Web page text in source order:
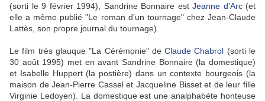
(sorti le 9 février 1994), Sandrine Bonnaire est Jeanne d’Arc(et
elle a même publié "Le roman d’un tournage" chez Jean-Claude
Lattès, son propre journal du tournage).
Le film très glauque "La Cérémonie" deClaude Chabrol (sorti le
30 août 1995) met en avant Sandrine Bonnaire (la domestique)
et Isabelle Huppert (la postière) dans un contexte bourgeois (la
maison de Jean-Pierre Cassel et Jacqueline Bisset et de leur fille
Virginie Ledoyen). La domestique est une analphabète honteuse